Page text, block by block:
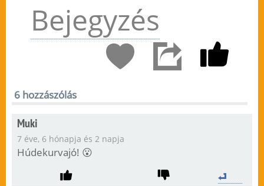
Bejegyzés
6 hozzászólás
Muki
7 éve, 6 hónapja és 2 napja
Húdekurvajó! 😮